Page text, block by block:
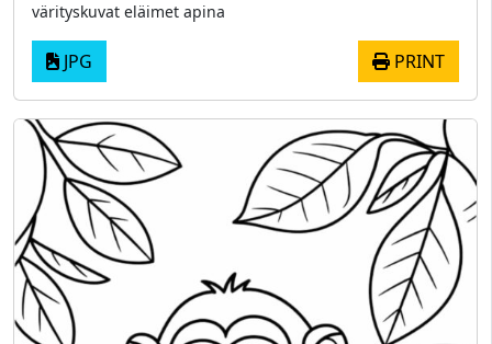
värityskuvat eläimet apina
JPG PRINT